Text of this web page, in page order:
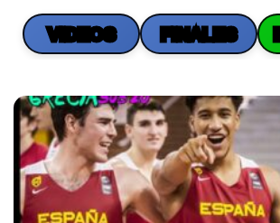
VIDEOS FINALES